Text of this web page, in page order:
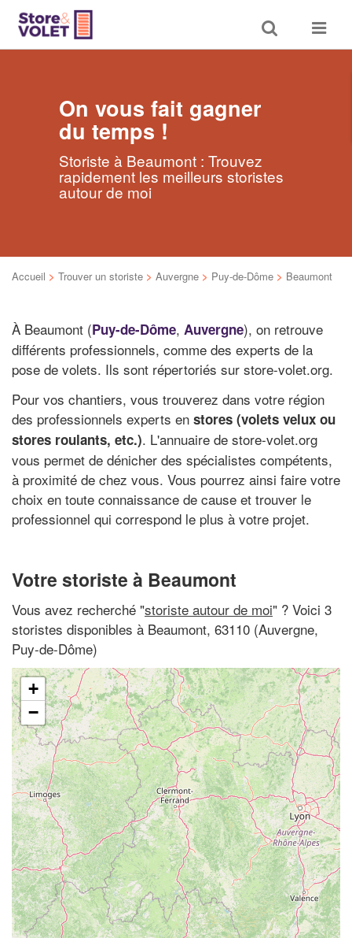
Toggle
search
Toggle
On vous fait gagner
du temps !
Storiste à Beaumont : Trouvez
rapidement les meilleurs storistes
autour de moi
Accueil > Trouver un storiste > Auvergne > Puy-de-Dôme > Beaumont
À Beaumont (Puy-de-Dôme, Auvergne), on retrouve
différents professionnels, comme des experts de la
pose de volets. Ils sont répertoriés sur store-volet.org.
Pour vos chantiers, vous trouverez dans votre région
des professionnels experts en stores (volets velux ou
stores roulants, etc.). L'annuaire de store-volet.org
vous permet de dénicher des spécialistes compétents,
à proximité de chez vous. Vous pourrez ainsi faire votre
choix en toute connaissance de cause et trouver le
professionnel qui correspond le plus à votre projet.
Votre storiste à Beaumont
Vous avez recherché "storiste autour de moi" ? Voici 3
storistes disponibles à Beaumont, 63110 (Auvergne,
Puy-de-Dôme)
+
−